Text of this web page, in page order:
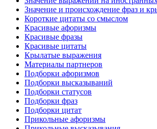
Значение и происхождение фраз и
Короткие цитаты со смыслом
Красивые афоризмы
Красивые фразы
Красивые цитаты
Крылатые выражения
Материалы партнеров
Подборки афоризмов
Подборки высказываний
Подборки статусов
Подборки фраз
Подборки цитат
Прикольные афоризмы